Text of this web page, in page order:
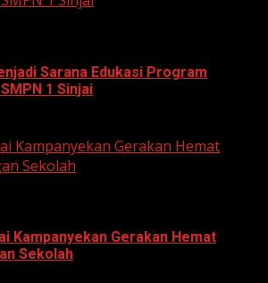
Sarana Edukasi Program
1 Sinjai
Kampanyekan Gerakan Hemat
Sekolah
Kampanyekan Gerakan Hemat
Sekolah